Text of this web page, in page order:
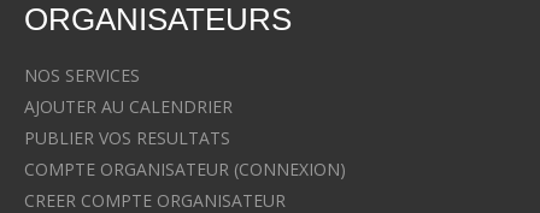
ORGANISATEURS
NOS SERVICES
AJOUTER AU CALENDRIER
PUBLIER VOS RESULTATS
COMPTE ORGANISATEUR (CONNEXION)
CREER COMPTE ORGANISATEUR